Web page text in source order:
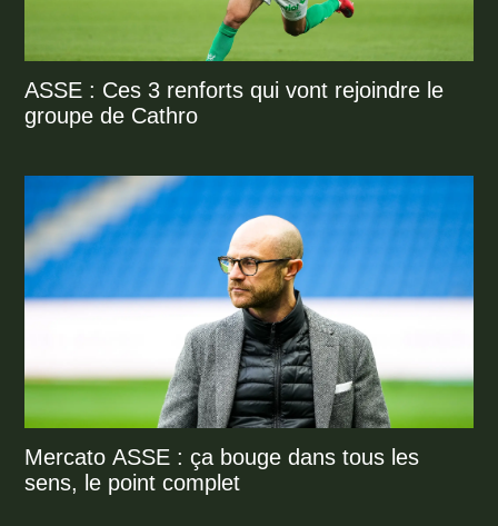
ASSE : Ces 3 renforts qui vont rejoindre le
groupe de Cathro
Mercato ASSE : ça bouge dans tous les
sens, le point complet